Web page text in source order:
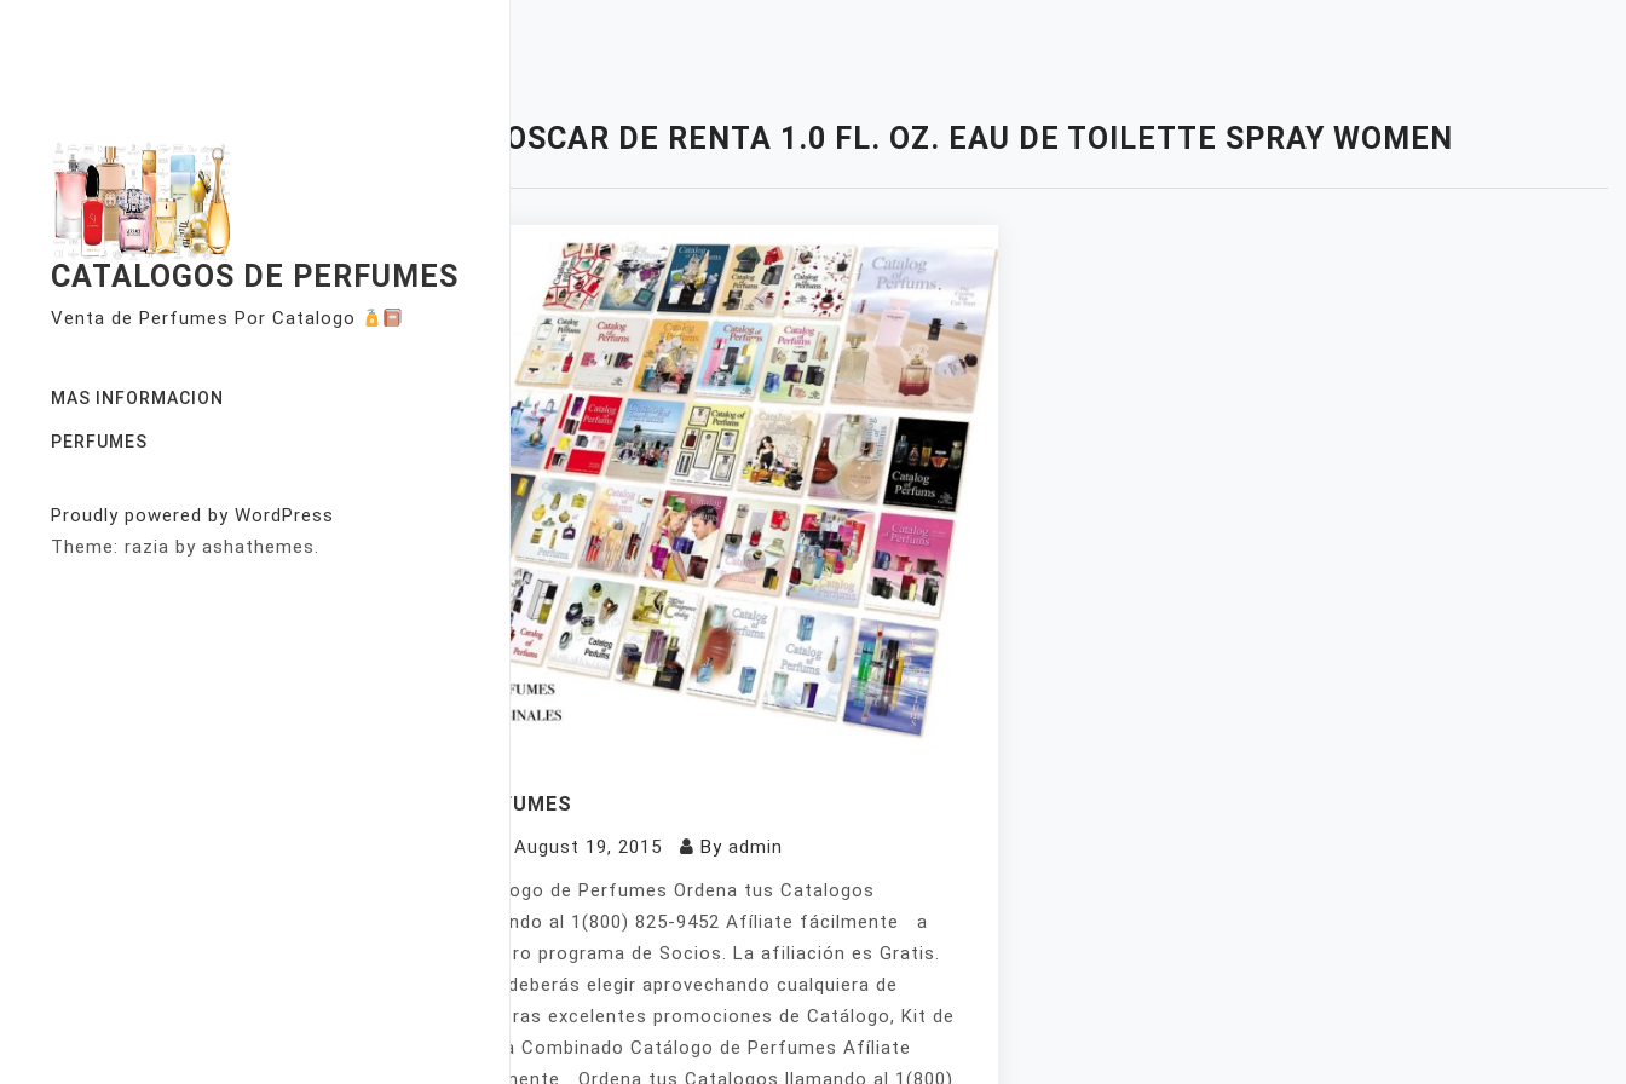
CATALOGOS DE PERFUMES
Venta de Perfumes Por Catalogo
MAS INFORMACION
PERFUMES
Proudly powered by WordPress
Theme: razia by ashathemes.
OSCAR DE RENTA 1.0 FL. OZ. EAU DE TOILETTE SPRAY WOMEN
PERFUMES
August 19, 2015 By admin
Catálogo de Perfumes Ordena tus Catalogos
llamando al 1(800) 825-9452 Afíliate fácilmente a
nuestro programa de Socios. La afiliación es Gratis.
Sólo deberás elegir aprovechando cualquiera de
nuestras excelentes promociones de Catálogo, Kit de
Venta Combinado Catálogo de Perfumes Afíliate
fácilmente Ordena tus Catalogos llamando al 1(800)